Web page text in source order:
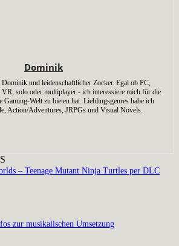
Dominik
und leidenschaftlicher Zocker. Egal ob PC,
solo oder multiplayer - ich interessiere mich für die
Gaming-Welt zu bieten hat. Lieblingsgenres habe ich
Action/Adventures, JRPGs und Visual Novels.
– Teenage Mutant Ninja Turtles per DLC
zur musikalischen Umsetzung